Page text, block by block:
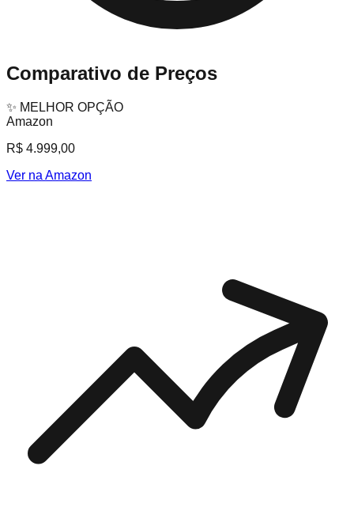
Comparativo de Preços
✨ MELHOR OPÇÃO
Amazon
R$ 4.999,00
Ver na Amazon